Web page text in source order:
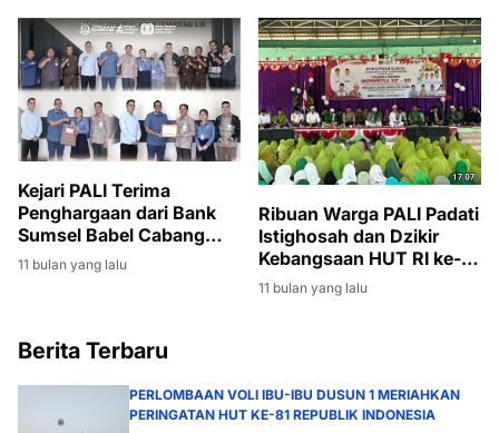
Kejari PALI Terima
Penghargaan dari Bank
Sumsel Babel Cabang
Pendopo atas
Keberhasilan Penagihan
11 bulan yang lalu
Ribuan Warga PALI Padati
Istighosah dan Dzikir
Kebangsaan HUT RI ke-
80
11 bulan yang lalu
Berita Terbaru
PERLOMBAAN VOLI IBU-IBU DUSUN 1 MERIAHKAN
PERINGATAN HUT KE-81 REPUBLIK INDONESIA